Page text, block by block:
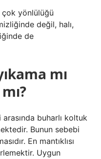
yönlülüğü
değil, halı,
de
mı
buharlı koltuk
Bunun sebebi
En mantıklısı
Uygun